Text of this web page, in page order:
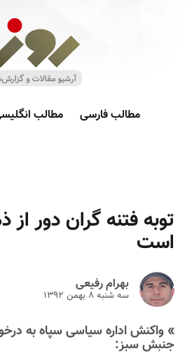
مطالب فارسی مطالب
توبه فتنه گران دور
است
بهرام رفیعی
سه شنبه ۸ بهمن ۱۳۹۲
» واکنش اداره سیاسی سپاه به
جنبش سبز: